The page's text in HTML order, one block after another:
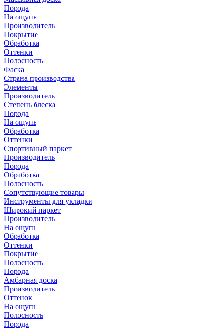
Порода
На ощупь
Производитель
Покрытие
Обработка
Оттенки
Полосность
Фаска
Страна производства
Элементы
Производитель
Степень блеска
Порода
На ощупь
Обработка
Оттенки
Спортивный паркет
Производитель
Порода
Обработка
Полосность
Сопутствующие товары
Инструменты для укладки
Широкий паркет
Производитель
На ощупь
Обработка
Оттенки
Покрытие
Полосность
Порода
Амбарная доска
Производитель
Оттенок
На ощупь
Полосность
Порода